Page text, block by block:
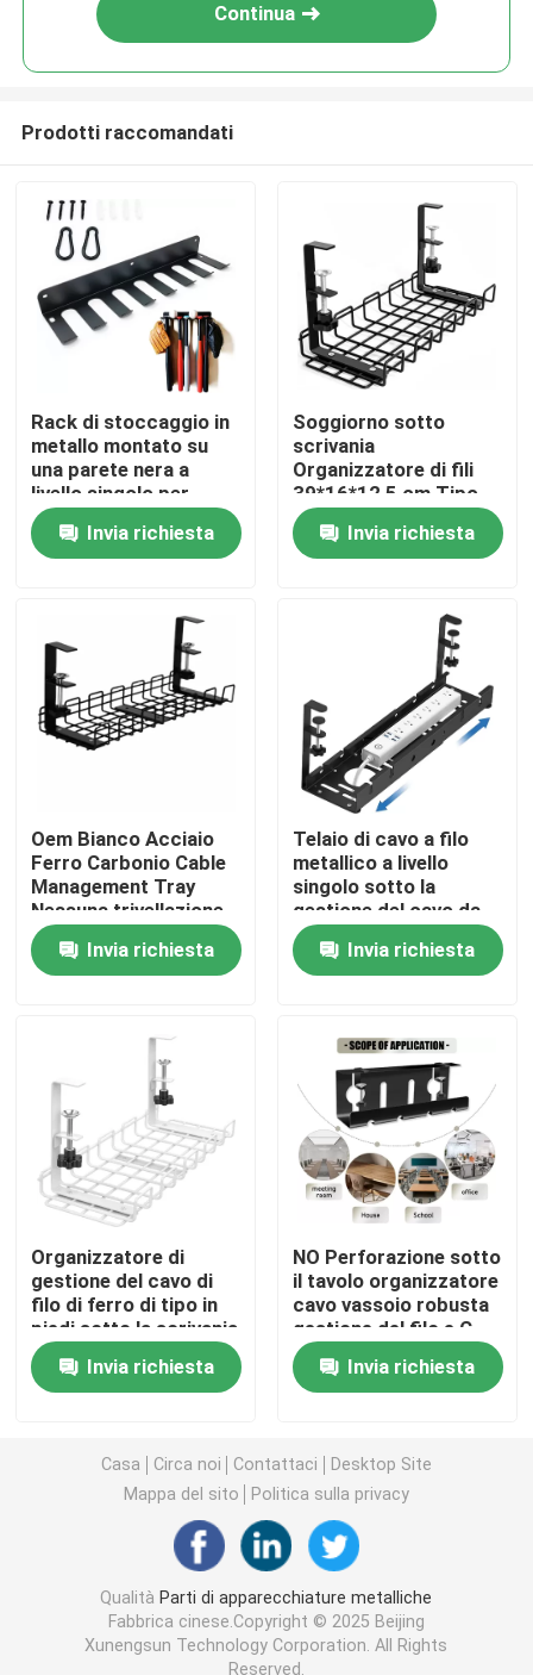
Casa
Prodotti
Chi siamo
Fatory Tour
Controllo di qualità
Contattaci
Richiedere un preventivo
Parti di apparecchiature metalliche
Organizzatore per il deposito domestico
Staffe metalliche personalizzate
Hardware per scaffalature metalliche
Hardware da giardino in metallo
Connettori per legno metallico
Hardware in metallo su misura
Continua
Prodotti raccomandati
Rack di stoccaggio in
metallo montato su
una parete nera a
livello singolo per
l'organizzazione di
locali di
intrattenimento
Invia richiesta
Soggiorno sotto
scrivania
Organizzatore di fili
39*16*12,5 cm Tipo
gancio Mensola
flessibileInvia richiesta
Oem Bianco Acciaio
Ferro Carbonio Cable
Management Tray
Nessuna trivellazione
sotto la scrivania
Invia richiesta
Telaio di cavo a filo
metallico a livello
singolo sotto la
gestione del cavo da
scrivania per ufficio e
casa Invia richiesta
Organizzatore di
gestione del cavo di
filo di ferro di tipo in
piedi sotto la scrivania
390x160x125mm
Invia richiesta
NO Perforazione sotto
il tavolo organizzatore
cavo vassoio robusta
gestione del filo e C
CLAMP
Invia richiesta
Casa Circa noi Contattaci
Desktop Site
Mappa del sito
Politica sulla privacy
Qualità Parti di apparecchiature metalliche
Fabbrica cinese.Copyright © 2025 Beijing
Xunengsun Technology Corporation. All Rights
Reserved.